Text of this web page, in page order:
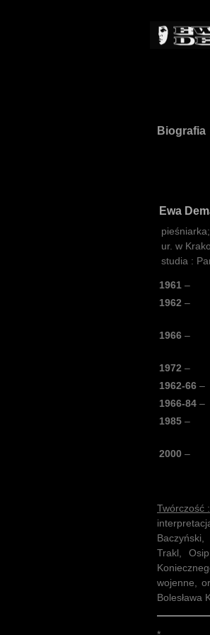
Biografia
Ewa
pieśniarka;
ur. w
studia :
1961 –
1962 –
1966 –
1972 –
1962-66 –
1966-84 –
1985 –
2000 –
Twórczość :
Trakl,
wojenne,
Bolesława